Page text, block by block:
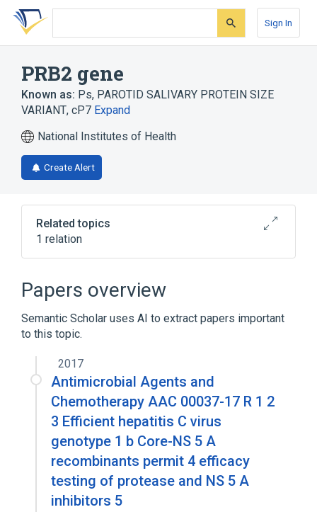
Skip
search
Skip
Skip
account
Sign In
PRB2 gene
Known as: Ps, PAROTID SALIVARY PROTEIN SIZE
VARIANT, cP7 Expand
National Institutes of Health
Create Alert
Related topics
1 relation
RBL2 protein, human
Papers overview
Semantic Scholar uses AI to extract papers important
to this topic.
2017
Antimicrobial Agents and
Chemotherapy AAC 00037-17 R 1 2
3 Efficient hepatitis C virus
genotype 1 b Core-NS 5 A
recombinants permit 4 efficacy
testing of protease and NS 5 A
inhibitors 5